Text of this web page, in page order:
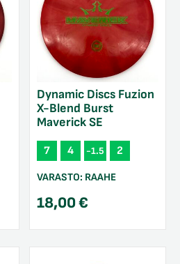
Dynamic Discs Fuzion
X-Blend Burst
Maverick SE
7 4 -1.5 2
VARASTO: RAAHE
18,00€